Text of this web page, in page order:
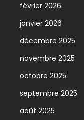
février 2026
janvier 2026
décembre 2025
novembre 2025
octobre 2025
septembre 2025
août 2025